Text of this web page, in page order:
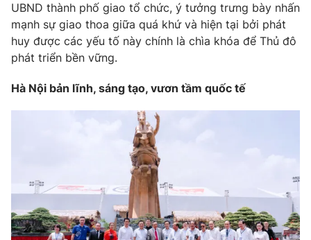
UBND thành phố giao tổ chức, ý tưởng trưng bày nhấn
mạnh sự giao thoa giữa quá khứ và hiện tại bởi phát
huy được các yếu tố này chính là chìa khóa để Thủ đô
phát triển bền vững.
Hà Nội bản lĩnh, sáng tạo, vươn tầm quốc tế